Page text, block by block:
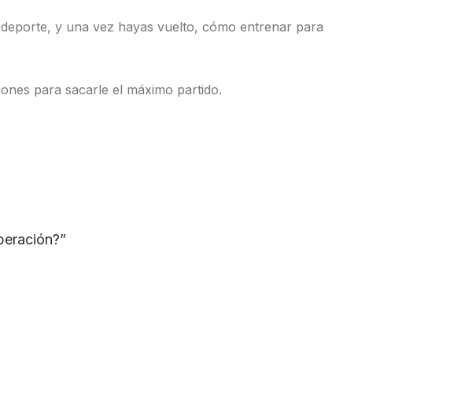
y una vez hayas vuelto, cómo entrenar para
para sacarle el máximo partido.